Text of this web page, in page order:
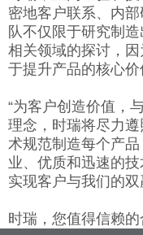
密地客户联系、内
队不仅限于研究制
相关领域的探讨，
于提升产品的核心价
“为客户创造价值，
理念，时瑞将尽力
术规范制造每个产
业、优质和迅速的
实现客户与我们的双
时瑞，您值得信赖的